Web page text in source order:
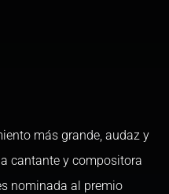
más grande, audaz y
cantante y compositora
nominada al premio